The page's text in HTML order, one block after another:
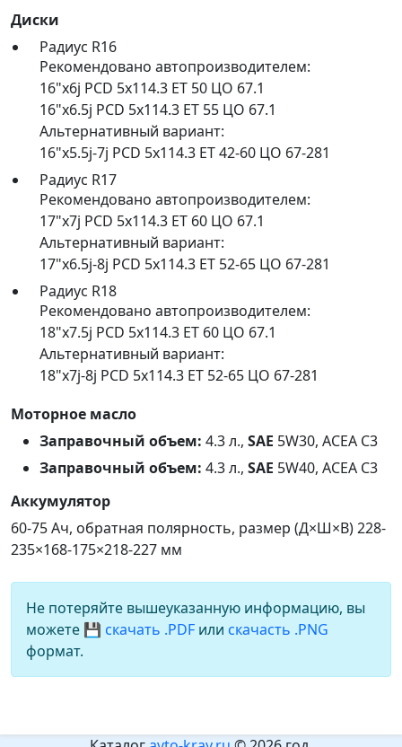
Диски
Радиус R16
Рекомендовано автопроизводителем:
16"x6j PCD 5x114.3 ET 50 ЦО 67.1
16"x6.5j PCD 5x114.3 ET 55 ЦО 67.1
Альтернативный вариант:
16"x5.5j-7j PCD 5x114.3 ET 42-60 ЦО 67-281
Радиус R17
Рекомендовано автопроизводителем:
17"x7j PCD 5x114.3 ET 60 ЦО 67.1
Альтернативный вариант:
17"x6.5j-8j PCD 5x114.3 ET 52-65 ЦО 67-281
Радиус R18
Рекомендовано автопроизводителем:
18"x7.5j PCD 5x114.3 ET 60 ЦО 67.1
Альтернативный вариант:
18"x7j-8j PCD 5x114.3 ET 52-65 ЦО 67-281
Моторное масло
Заправочный объем: 4.3 л., SAE 5W30, ACEA C3
Заправочный объем: 4.3 л., SAE 5W40, ACEA C3
Аккумулятор
60-75 Ач, обратная полярность, размер (Д×Ш×В) 228-
235×168-175×218-227 мм
Не потеряйте вышеуказанную информацию, вы
можете 💾 скачать .PDF или скачасть .PNG
формат.